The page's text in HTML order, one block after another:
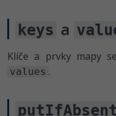
keys a
Klíče a prvky mapy
values .